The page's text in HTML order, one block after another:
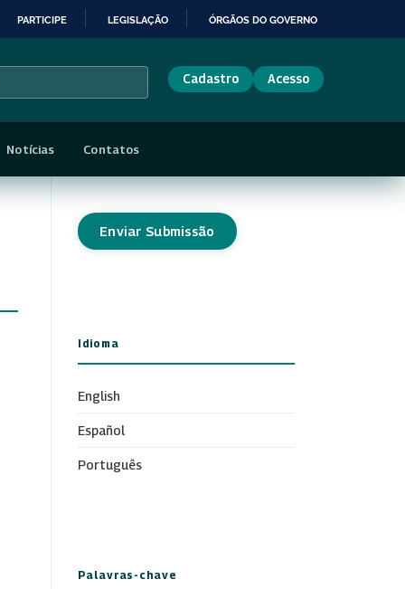
PARTICIPE LEGISLAÇÃO ÓRGÃOS DO GOVERNO
Cadastro Acesso
Notícias Contatos
Enviar Submissão
Idioma
English
Español
Português
Palavras-chave